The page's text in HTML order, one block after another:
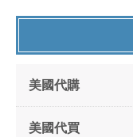
美國代購
美國代買